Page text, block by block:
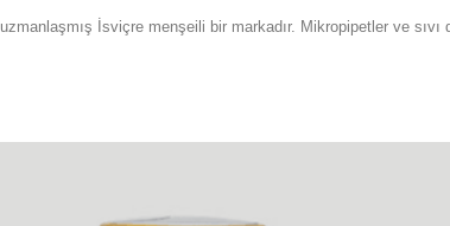
uzmanlaşmış İsviçre menşeili bir markadır. Mikropipetler ve